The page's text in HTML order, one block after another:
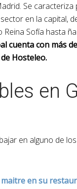
Se caracteriza
en la capital,
Sofía hasta
cuenta con más
Hosteleo.
en
en alguno de
maitre en su